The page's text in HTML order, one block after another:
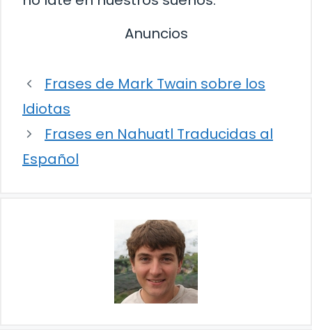
Anuncios
Frases de Mark Twain sobre los
Idiotas
Frases en Nahuatl Traducidas al
Español